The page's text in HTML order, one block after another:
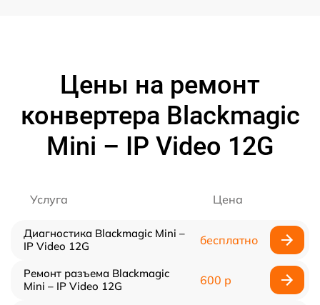
Цены на ремонт
конвертера Blackmagic
Mini – IP Video 12G
Услуга Цена
Диагностика Blackmagic Mini –
IP Video 12G
бесплатно
Ремонт разъема Blackmagic
Mini – IP Video 12G
600 р